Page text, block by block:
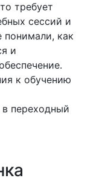
требует
сессий и
понимали, как
и
к обучению
в переходный